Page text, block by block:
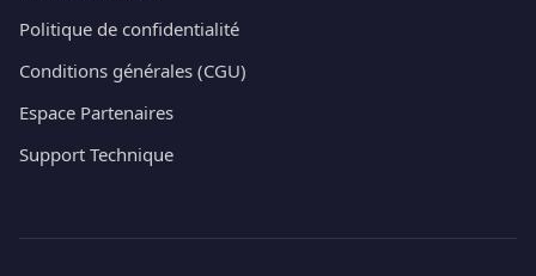
Politique de confidentialité
Conditions générales (CGU)
Espace Partenaires
Support Technique